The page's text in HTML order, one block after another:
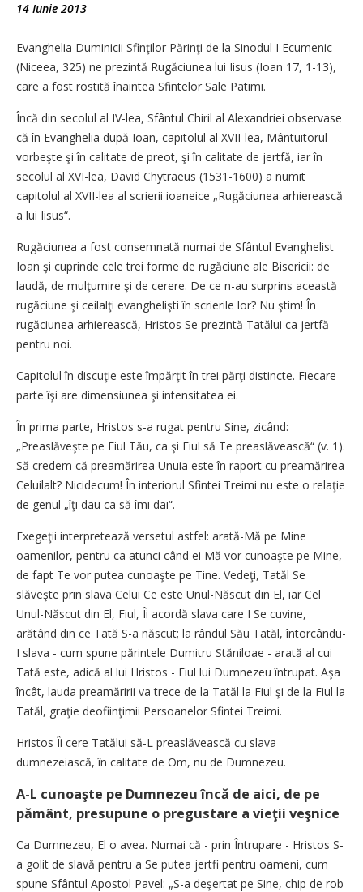
14 Iunie 2013
Evanghelia Duminicii Sfinţilor Părinţi de la Sinodul I Ecumenic
(Niceea, 325) ne prezintă Rugăciunea lui Iisus (Ioan 17, 1-13),
care a fost rostită înaintea Sfintelor Sale Patimi.
Încă din secolul al IV-lea, Sfântul Chiril al Alexandriei observase
că în Evanghelia după Ioan, capitolul al XVII-lea, Mântuitorul
vorbeşte şi în calitate de preot, şi în calitate de jertfă, iar în
secolul al XVI-lea, David Chytraeus (1531-1600) a numit
capitolul al XVII-lea al scrierii ioaneice „Rugăciunea arhierească
a lui Iisus“.
Rugăciunea a fost consemnată numai de Sfântul Evanghelist
Ioan şi cuprinde cele trei forme de rugăciune ale Bisericii: de
laudă, de mulţumire şi de cerere. De ce n-au surprins această
rugăciune şi ceilalţi evanghelişti în scrierile lor? Nu ştim! În
rugăciunea arhierească, Hristos Se prezintă Tatălui ca jertfă
pentru noi.
Capitolul în discuţie este împărţit în trei părţi distincte. Fiecare
parte îşi are dimensiunea şi intensitatea ei.
În prima parte, Hristos s-a rugat pentru Sine, zicând:
„Preaslăveşte pe Fiul Tău, ca şi Fiul să Te preaslăvească“ (v. 1).
Să credem că preamărirea Unuia este în raport cu preamărirea
Celuilalt? Nicidecum! În interiorul Sfintei Treimi nu este o relaţie
de genul „îţi dau ca să îmi dai“.
Exegeţii interpretează versetul astfel: arată-Mă pe Mine
oamenilor, pentru ca atunci când ei Mă vor cunoaşte pe Mine,
de fapt Te vor putea cunoaşte pe Tine. Vedeţi, Tatăl Se
slăveşte prin slava Celui Ce este Unul-Născut din El, iar Cel
Unul-Născut din El, Fiul, Îi acordă slava care I Se cuvine,
arătând din ce Tată S-a născut; la rândul Său Tatăl, întorcându-
I slava - cum spune părintele Dumitru Stăniloae - arată al cui
Tată este, adică al lui Hristos - Fiul lui Dumnezeu întrupat. Aşa
încât, lauda preamăririi va trece de la Tatăl la Fiul şi de la Fiul la
Tatăl, graţie deofiinţimii Persoanelor Sfintei Treimi.
Hristos Îi cere Tatălui să-L preaslăvească cu slava
dumnezeiască, în calitate de Om, nu de Dumnezeu.
A-L cunoaşte pe Dumnezeu încă de aici, de pe
pământ, presupune o pregustare a vieţii veşnice
Ca Dumnezeu, El o avea. Numai că - prin Întrupare - Hristos S-
a golit de slavă pentru a Se putea jertfi pentru oameni, cum
spune Sfântul Apostol Pavel: „S-a deşertat pe Sine, chip de rob